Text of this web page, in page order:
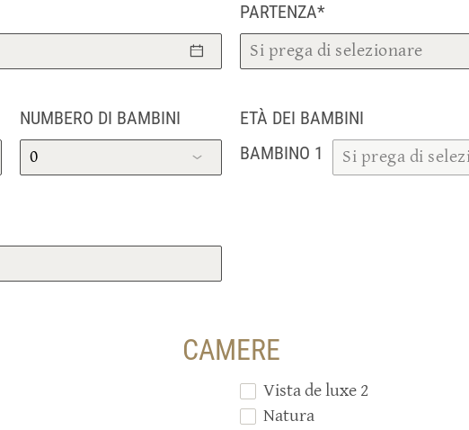
PARTENZA*
NUMBERO DI BAMBINI
ETÀ DEI BAMBINI
BAMBINO
CAMERE
Vista de luxe 2
Natura